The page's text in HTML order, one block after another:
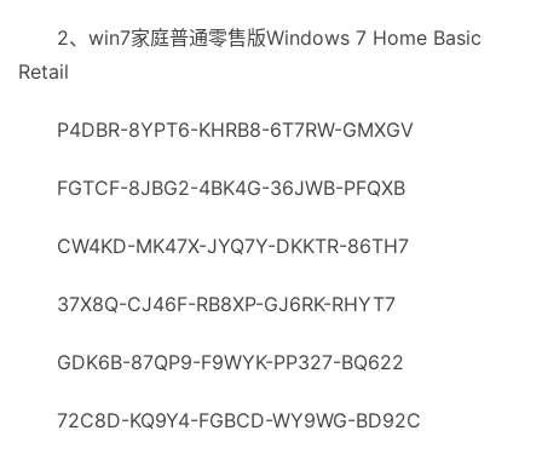
2、win7家庭普通零售版Windows 7 Home Basic
Retail
P4DBR-8YPT6-KHRB8-6T7RW-GMXGV
FGTCF-8JBG2-4BK4G-36JWB-PFQXB
CW4KD-MK47X-JYQ7Y-DKKTR-86TH7
37X8Q-CJ46F-RB8XP-GJ6RK-RHYT7
GDK6B-87QP9-F9WYK-PP327-BQ622
72C8D-KQ9Y4-FGBCD-WY9WG-BD92C